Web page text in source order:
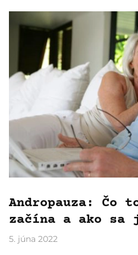
Andropauza: Čo
začína a ako
5. júna 2022